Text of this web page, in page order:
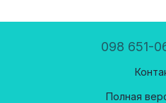
098 651-
Полная